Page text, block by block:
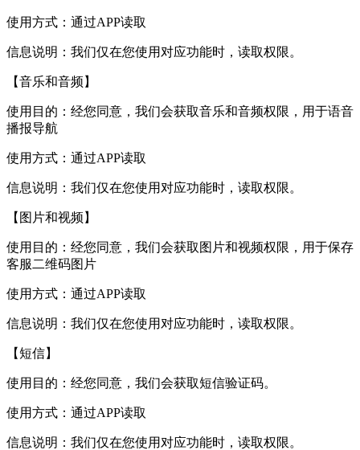
使用方式：通过APP读取
信息说明：我们仅在您使用对应功能时，读取权限。
【音乐和音频】
使用目的：经您同意，我们会获取音乐和音频权限，用于语音
播报导航
使用方式：通过APP读取
信息说明：我们仅在您使用对应功能时，读取权限。
【图片和视频】
使用目的：经您同意，我们会获取图片和视频权限，用于保存
客服二维码图片
使用方式：通过APP读取
信息说明：我们仅在您使用对应功能时，读取权限。
【短信】
使用目的：经您同意，我们会获取短信验证码。
使用方式：通过APP读取
信息说明：我们仅在您使用对应功能时，读取权限。